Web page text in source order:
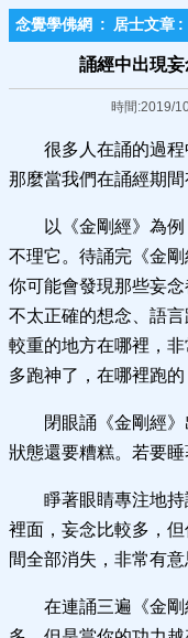
念覺學佛網 : 居士文章 :
誦經中出現
時間:2019/
很多人在誦的過
那麼當我們在誦經期
以《金剛經》為
不理它。待誦完《金
你可能會發現那些妄
不太正確的想念、語
較重的地方在哪裡，
多跑神了，在哪裡跑
閉眼誦《金剛經
狀態還要糟糕。若要睡
睜著眼睛專注地
裡面，妄念比較多，
間全部消失，非常有
在連誦三遍《金